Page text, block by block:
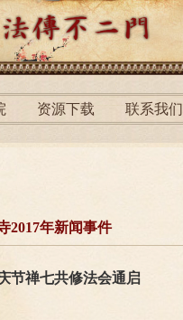
资源下载 联系我们
2017年新闻事件
节禅七共修法会通启